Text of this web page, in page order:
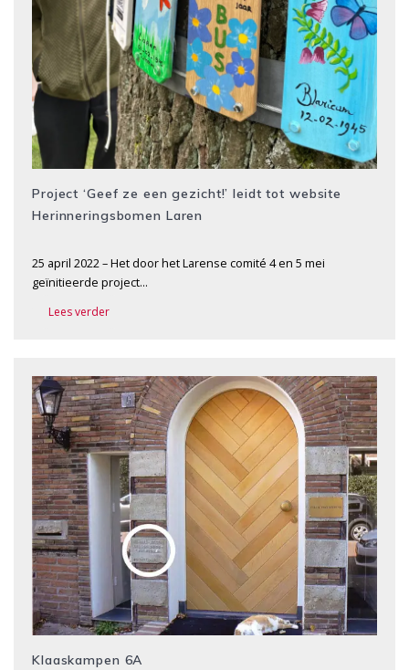
Project ‘Geef ze een gezicht!’ leidt tot website
Herinneringsbomen Laren
25 april 2022 – Het door het Larense comité 4 en 5 mei
geïnitieerde project…
Lees verder
Klaaskampen 6A